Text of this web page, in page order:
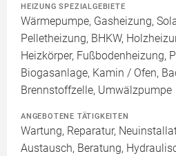
HEIZUNG SPEZIALGEBIETE
Wärmepumpe, Gasheizung,
Pelletheizung, BHKW,
Heizkörper, Fußbodenheizung,
Biogasanlage, Kamin / Ofen,
Brennstoffzelle, Umwälzpumpe
ANGEBOTENE TÄTIGKEITEN
Wartung, Reparatur,
Austausch, Beratung,